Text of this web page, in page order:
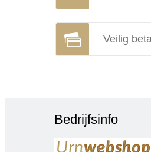
Veilig
Bedrijfsinfo